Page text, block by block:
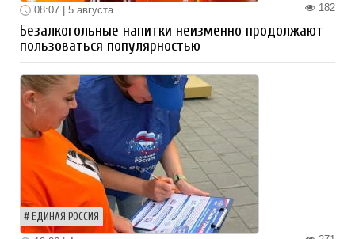
182
08:07 | 5 августа
Безалкогольные напитки неизменно продолжают
пользоваться популярностью
ЕДИНАЯ РОССИЯ